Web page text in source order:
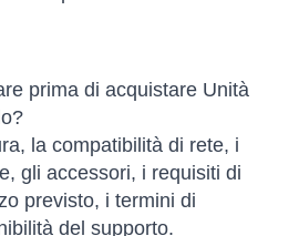
prima di acquistare Unità
la compatibilità di rete, i
gli accessori, i requisiti di
previsto, i termini di
del supporto.